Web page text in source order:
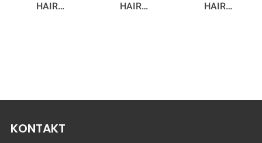
HAIR
HAIR
HAIR
KONTAKT